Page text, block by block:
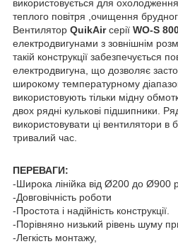
використовується для
теплого повітря ,очищення
Вентилятор QuikAirсерії WO-S
електродвигунами з зовнішнім
такій конструкції забезпечується
електродвигуна, що дозволяє
широкому температурному
використовують тільки мідну
двох рядні кулькові підшипники.
використовувати ці вентилятори в
тривалий час.
ПЕРЕВАГИ:
-Широка лінійка від Ø200 до Ø900
-Довговічність роботи
-Простота і надійність конструкції.
-Порівняно низький рівень шуму
-Легкість монтажу,